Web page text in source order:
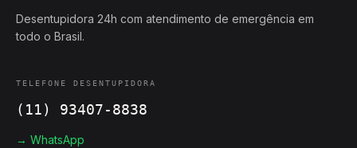
Desentupidora 24h com atendimento de emergência em
todo o Brasil.
TELEFONE DESENTUPIDORA
(11) 93407-8838
→ WhatsApp